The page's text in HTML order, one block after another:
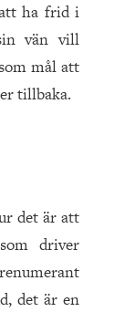
ha frid i
vän vill
mål att
tillbaka.
det är att
driver
det är en